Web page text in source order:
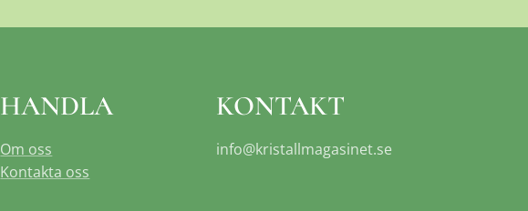
HANDLA
Om oss
Kontakta oss
KONTAKT
info@kristallmagasinet.se